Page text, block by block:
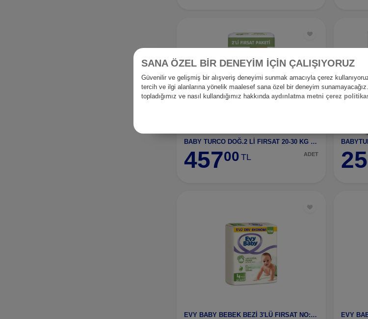
BABY TURCO DOĞ.2 Lİ FIRSAT 20-30 KG XXL NO:7
45700 TL ADET
EVY BABY BEBEK BEZİ 3'LÜ FIRSAT NO:4 MAXI
SANA ÖZEL BİR DENEYİM İÇİN ÇALIŞIYORUZ
Güvenilir ve gelişmiş bir alışveriş deneyimi sunmak amacıyla çerez
tercih ve ilgi alanlarına yönelik maalesef sana özel bir deneyim
topladığımız ve nasıl kullandığımız hakkında aydınlatma metni çerez